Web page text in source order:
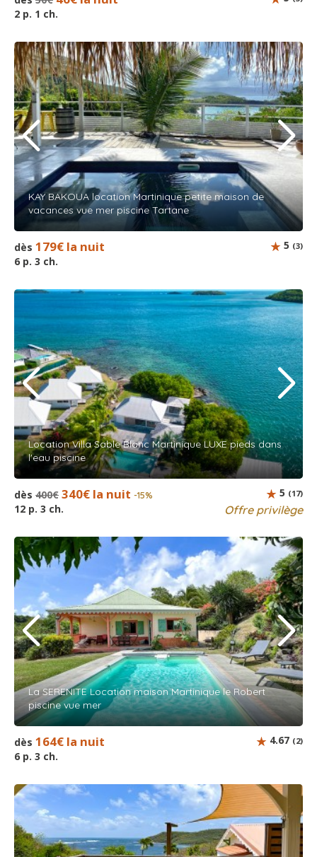
2 p. 1 ch.
KAY BAKOUA location Martinique petite maison de
vacances vue mer piscine Tartane
dès 179€ la nuit
6 p. 3 ch.
5 (3)
Location Villa Sable Blanc Martinique LUXE pieds dans
l'eau piscine
dès 400€ 340€ la nuit -15%
12 p. 3 ch. Offre privilège
5 (17)
La SERENITE Location maison Martinique le Robert
piscine vue mer
dès 164€ la nuit
6 p. 3 ch.
4.67 (2)